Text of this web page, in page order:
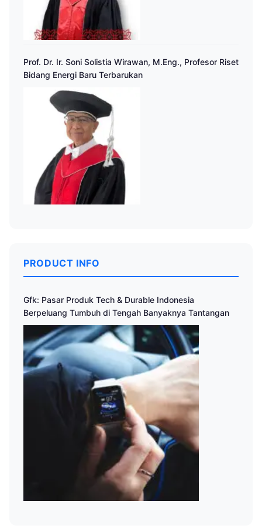
Prof. Dr. Ir. Soni Solistia Wirawan, M.Eng., Profesor Riset
Bidang Energi Baru Terbarukan
PRODUCT INFO
Gfk: Pasar Produk Tech & Durable Indonesia
Berpeluang Tumbuh di Tengah Banyaknya Tantangan